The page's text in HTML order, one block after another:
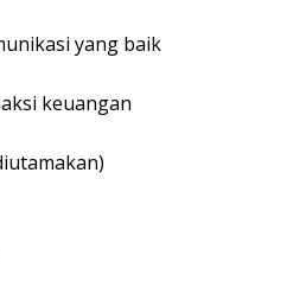
yang baik
keuangan